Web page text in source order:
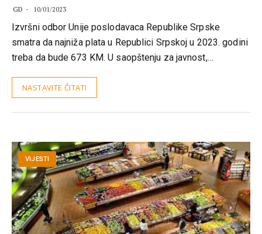
GD 10/01/2023
Izvršni odbor Unije poslodavaca Republike Srpske
smatra da najniža plata u Republici Srpskoj u 2023. godini
treba da bude 673 KM. U saopštenju za javnost,…
NASTAVITE ČITATI
VIJESTI